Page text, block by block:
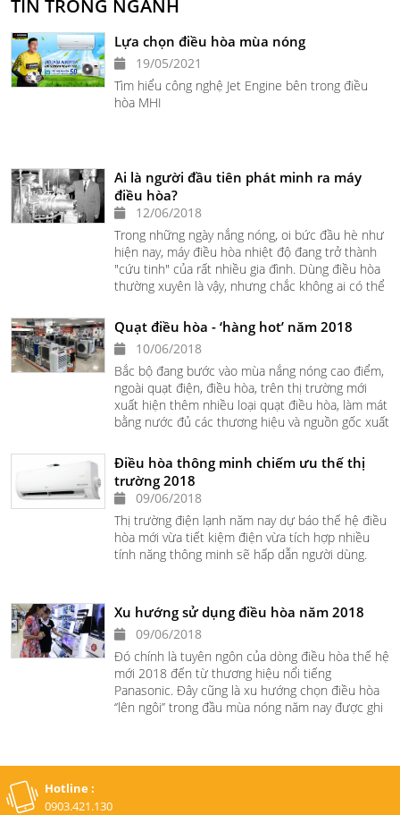
TIN TRONG NGÀNH
Lựa chọn điều hòa mùa nóng
19/05/2021
Tìm hiểu công nghệ Jet Engine bên trong điều
hòa MHI
Ai là người đầu tiên phát minh ra máy
điều hòa?
12/06/2018
Trong những ngày nắng nóng, oi bức đầu hè như
hiện nay, máy điều hòa nhiệt độ đang trở thành
"cứu tinh" của rất nhiều gia đình. Dùng điều hòa
thường xuyên là vậy, nhưng chắc không ai có thể
Quạt điều hòa - ‘hàng hot’ năm 2018
10/06/2018
Bắc bộ đang bước vào mùa nắng nóng cao điểm,
ngoài quạt điện, điều hòa, trên thị trường mới
xuất hiện thêm nhiều loại quạt điều hòa, làm mát
bằng nước đủ các thương hiệu và nguồn gốc xuất
Điều hòa thông minh chiếm ưu thế thị
trường 2018
09/06/2018
Thị trường điện lạnh năm nay dự báo thế hệ điều
hòa mới vừa tiết kiệm điện vừa tích hợp nhiều
tính năng thông minh sẽ hấp dẫn người dùng.
Xu hướng sử dụng điều hòa năm 2018
09/06/2018
Đó chính là tuyên ngôn của dòng điều hòa thế hệ
mới 2018 đến từ thương hiệu nổi tiếng
Panasonic. Đây cũng là xu hướng chọn điều hòa
‘’lên ngôi’’ trong đầu mùa nóng năm nay được ghi
Hotline :
0903.421.130